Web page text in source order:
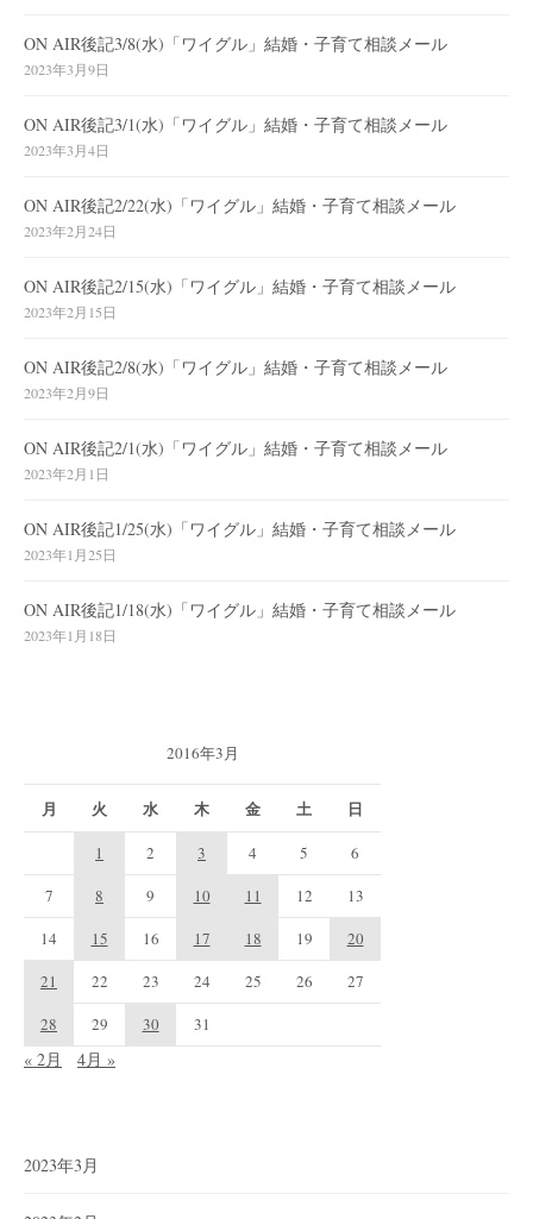
ON AIR後記3/8(水)「ワイグル」結婚・子育て相談メール
2023年3月9日
ON AIR後記3/1(水)「ワイグル」結婚・子育て相談メール
2023年3月4日
ON AIR後記2/22(水)「ワイグル」結婚・子育て相談メール
2023年2月24日
ON AIR後記2/15(水)「ワイグル」結婚・子育て相談メール
2023年2月15日
ON AIR後記2/8(水)「ワイグル」結婚・子育て相談メール
2023年2月9日
ON AIR後記2/1(水)「ワイグル」結婚・子育て相談メール
2023年2月1日
ON AIR後記1/25(水)「ワイグル」結婚・子育て相談メール
2023年1月25日
ON AIR後記1/18(水)「ワイグル」結婚・子育て相談メール
2023年1月18日
2016年3月
月 火 水 木 金 土 日
1 2 3 4 5
6
7
8 9 10 11 12
13
14
15 16 17 18 19
20
21
22 23 24 25 26
27
28
29 30 31
« 2月 4月 »
2023年3月